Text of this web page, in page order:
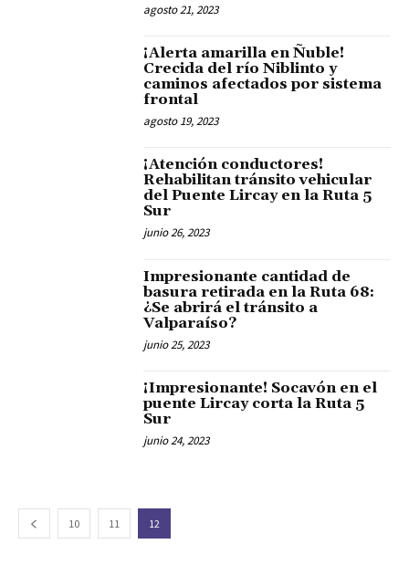
agosto 21, 2023
¡Alerta amarilla en Ñuble!
Crecida del río Niblinto y
caminos afectados por sistema
frontal
agosto 19, 2023
¡Atención conductores!
Rehabilitan tránsito vehicular
del Puente Lircay en la Ruta 5
Sur
junio 26, 2023
Impresionante cantidad de
basura retirada en la Ruta 68:
¿Se abrirá el tránsito a
Valparaíso?
junio 25, 2023
¡Impresionante! Socavón en el
puente Lircay corta la Ruta 5
Sur
junio 24, 2023
10 11 12